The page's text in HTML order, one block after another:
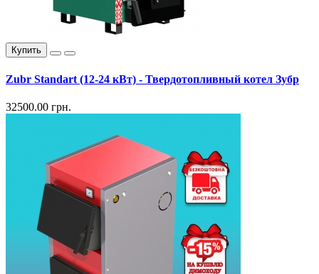
Купить
Zubr Standart (12-24 кВт) - Твердотопливный котел Зубр
32500.00 грн.